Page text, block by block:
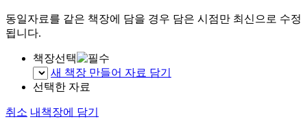
동일자료를 같은 책장에 담을 경우 담은 시점만 최신으로 수정
됩니다.
책장선택
새 책장 만들어 자료 담기
선택한 자료
취소 내책장에 담기